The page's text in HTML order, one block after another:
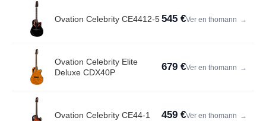
Ovation Celebrity CE4412-5545 €Ver en thomann →
Ovation Celebrity Elite
Deluxe CDX40P
679 €Ver en thomann →
Ovation Celebrity CE44-1 459 €Ver en thomann →